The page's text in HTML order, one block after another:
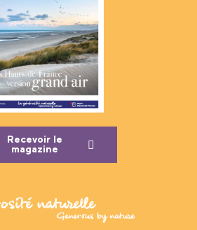
Recevoir le
magazine